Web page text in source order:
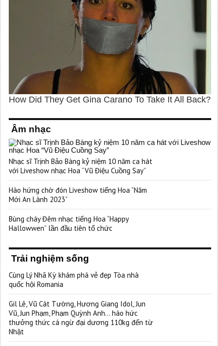
Âm nhạc
Nhạc sĩ Trịnh Bảo Bàng kỷ niệm 10 năm ca hát
với Liveshow nhạc Hoa “Vũ Điệu Cuồng Say”
Hào hứng chờ đón Liveshow tiếng Hoa “Năm
Mới An Lành 2023”
Bùng cháy Đêm nhạc tiếng Hoa “Happy
Hallowwen” lần đầu tiên tổ chức
Trải nghiệm sống
Cùng Lý Nhã Kỳ khám phá vẻ đẹp Tòa nhà
quốc hội Romania
Gil Lê, Vũ Cát Tường, Hương Giang Idol, Jun
Vũ, Jun Phạm, Phạm Quỳnh Anh… háo hức
thưởng thức cá ngừ đại dương 110kg đến từ
Nhật